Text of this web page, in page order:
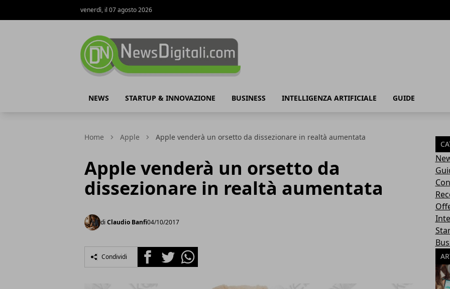
venerdì, il 07 agosto 2026
NEWS STARTUP & INNOVAZIONE BUSINESS INTELLIGENZA ARTIFICIALE GUIDE
Home Apple Apple venderà un orsetto da dissezionare in realtà aumentata
Apple venderà un orsetto da
dissezionare in realtà aumentata
di Claudio Banfi04/10/2017
Condividi FacebookTwitterWhatsapp